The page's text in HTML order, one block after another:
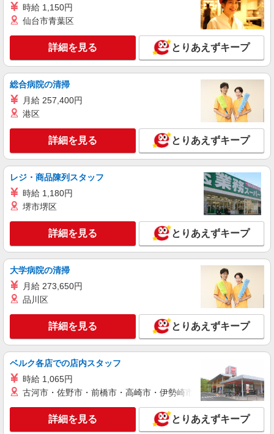
アルバイト・パート：時給1,100円〜1,500円＋
間（最大3ヶ月）：時給1,100円 ★研修後時給：
1,150円
福岡県福岡市博多区那珂6丁目23-1 ららぽー
と福岡
キープ 詳細を見る
アルバイト
グラニフ
販売スタッフ
準社員・アルバイト：時給1,070円〜 ※試用期
間あり（3ヶ月間）：同時給
福岡県福岡市博多区那珂6丁目23-1 ららぽー
キープ 詳細を見る
アルバイト パート 契約社員
CALL＆RESPONSE
アルバイト・パート・契約社員：時給1,150
円〜1,200円 ※能力・経験を考慮します 試用期間6
福岡県福岡市博多区那珂6丁目23-1 ららぽー
と福岡
キープ 詳細を見る
契約社員
リーバイス（R）ストア
販売スタッフ
契約社員：月給205,000円以上 ★交通費全額支
時給 1,150円
仙台市青葉区
詳細を見る とりあえずキープ
総合病院の清掃
月給 257,400円
港区
詳細を見る とりあえずキープ
レジ・商品陳列スタッフ
時給 1,180円
堺市堺区
詳細を見る とりあえずキープ
大学病院の清掃
月給 273,650円
品川区
詳細を見る とりあえずキープ
ベルク各店での店内スタッフ
時給 1,065円
古河市・佐野市・前橋市・高崎市・伊勢崎市・太田市・館林市
詳細を見る とりあえずキープ